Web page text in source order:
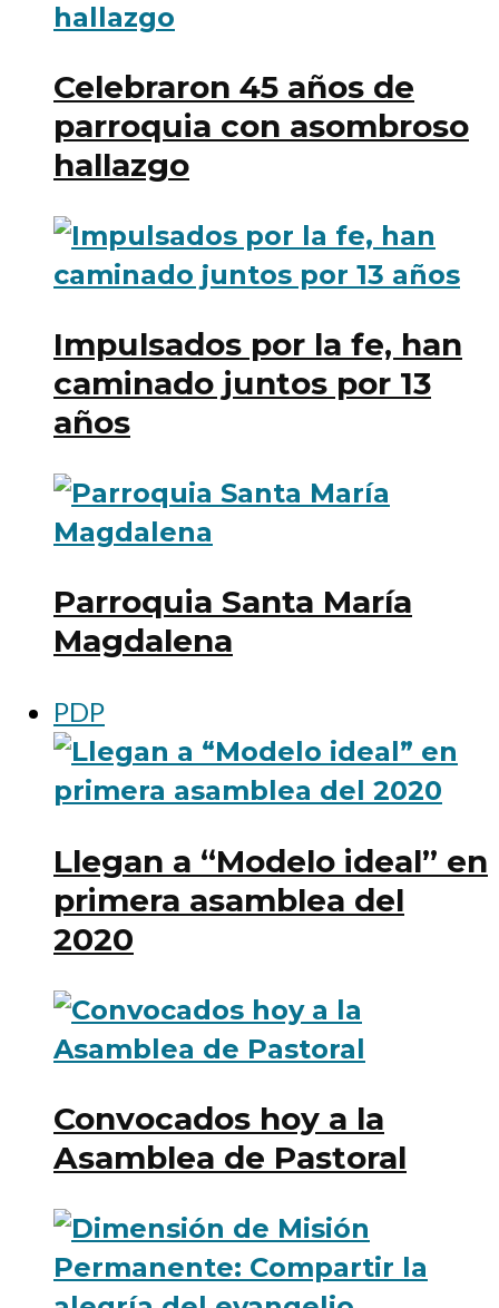
Celebraron 45 años de
parroquia con asombroso
hallazgo
Impulsados por la fe, han
caminado juntos por 13
años
Parroquia Santa María
Magdalena
PDP
Llegan a “Modelo ideal” en
primera asamblea del
2020
Convocados hoy a la
Asamblea de Pastoral